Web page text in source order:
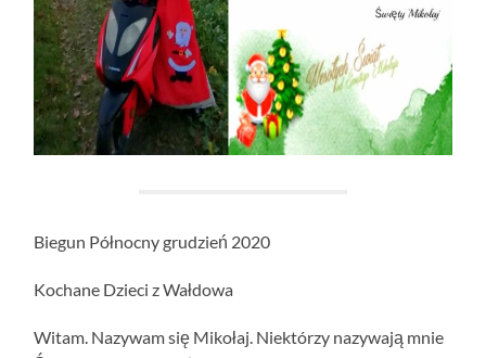
Biegun Północny grudzień 2020
Kochane Dzieci z Wałdowa
Witam. Nazywam się Mikołaj. Niektórzy nazywają mnie